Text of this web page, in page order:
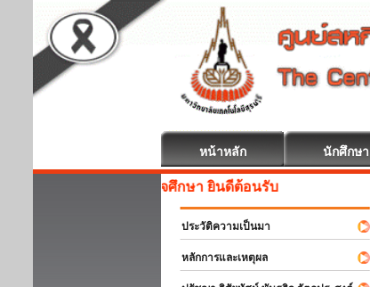
หน้าหลัก นักศึกษา
สหกิจศึกษา ยินดีต้อนรับ
ประวัติความเป็นมา
หลักการและเหตุผล